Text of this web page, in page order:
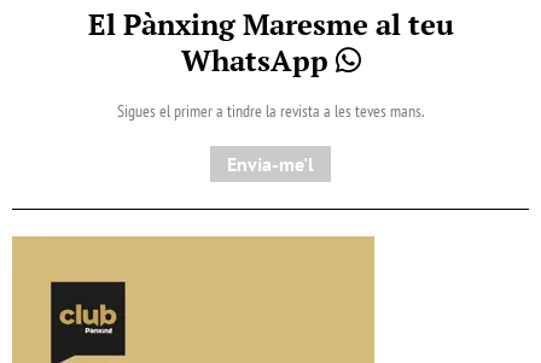
El Pànxing Maresme al teu
WhatsApp
Sigues el primer a tindre la revista a les teves mans.
Envia-me'l